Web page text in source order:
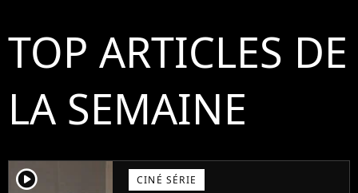
TOP ARTICLES DE
LA SEMAINE
player2 CINÉ SÉRIE